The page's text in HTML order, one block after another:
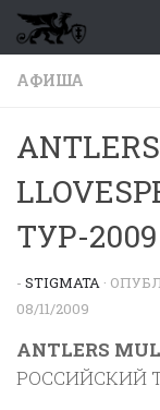
Перейти к
АФИША
ТУР-2009
- STIGMATA ·
08/11/2009
ANTLERS
РОССИЙСКИЙ